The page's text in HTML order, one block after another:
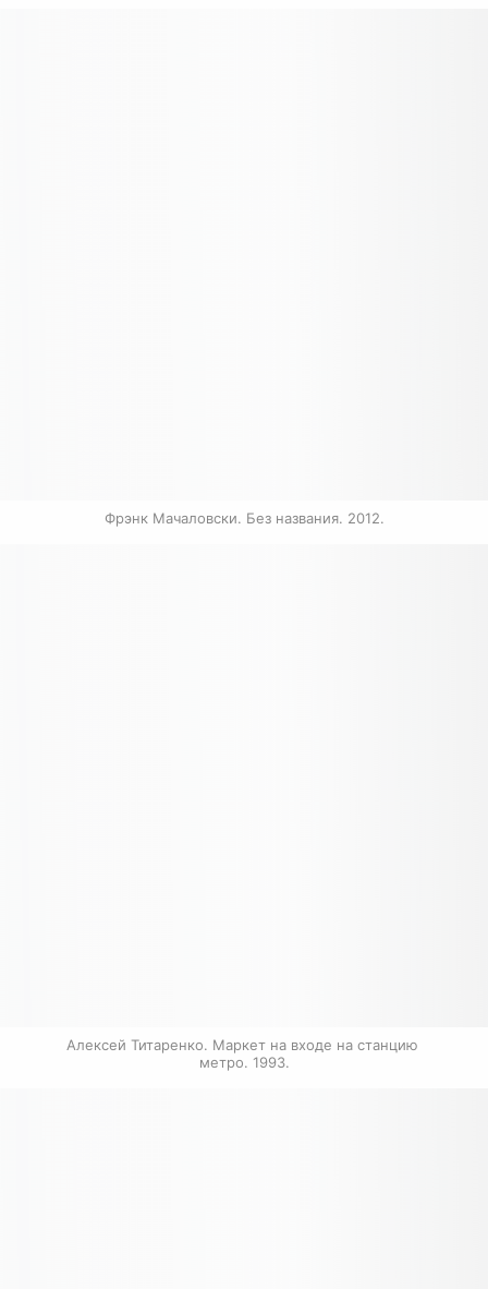
Фрэнк Мачаловски. Без названия. 2012.
Алексей Титаренко. Маркет на входе на станцию
метро. 1993.